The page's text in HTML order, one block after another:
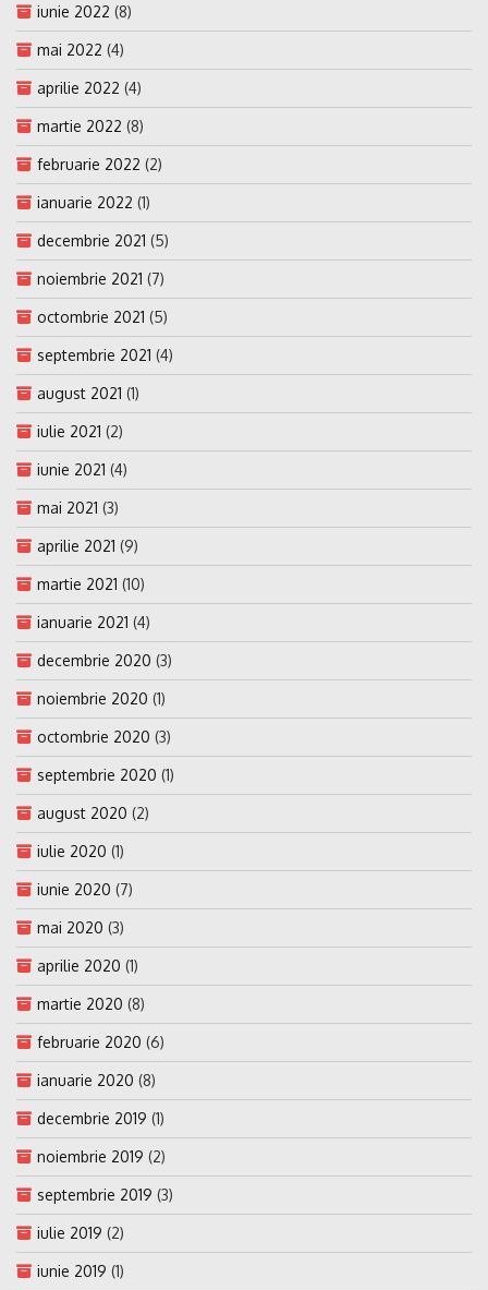
iunie 2022 (8)
mai 2022 (4)
aprilie 2022 (4)
martie 2022 (8)
februarie 2022 (2)
ianuarie 2022 (1)
decembrie 2021 (5)
noiembrie 2021 (7)
octombrie 2021 (5)
septembrie 2021 (4)
august 2021 (1)
iulie 2021 (2)
iunie 2021 (4)
mai 2021 (3)
aprilie 2021 (9)
martie 2021 (10)
ianuarie 2021 (4)
decembrie 2020 (3)
noiembrie 2020 (1)
octombrie 2020 (3)
septembrie 2020 (1)
august 2020 (2)
iulie 2020 (1)
iunie 2020 (7)
mai 2020 (3)
aprilie 2020 (1)
martie 2020 (8)
februarie 2020 (6)
ianuarie 2020 (8)
decembrie 2019 (1)
noiembrie 2019 (2)
septembrie 2019 (3)
iulie 2019 (2)
iunie 2019 (1)